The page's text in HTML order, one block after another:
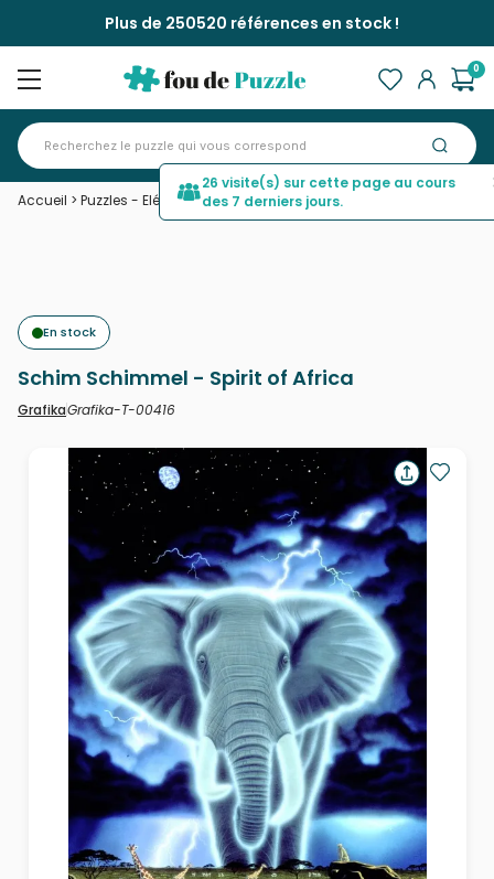
Plus de 250520 références en stock !
0
Accueil > Puzzles - Eléphants >Schim Schimmel - Spirit of Africa
En stock
Schim Schimmel - Spirit of Africa
GrafikaGrafika-T-00416
26 visite(s) sur cette page au cours
des 7 derniers jours.